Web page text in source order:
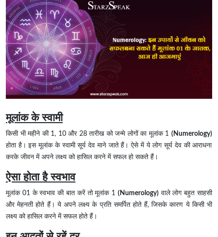
मूलांक के स्वामी
किसी भी महीने की 1, 10 और 28 तारीख को जन्मे लोगों का मूलांक 1 (Numerology)
होता है। इस मूलांक के स्वामी सूर्य देव माने जाते हैं। ऐसे में ये लोग सूर्य देव की आराधना
करके जीवन में अपने लक्ष्य को हासिल करने में सफल हो सकते हैं।
ऐसा होता है स्वभाव
मूलांक 01 के स्वभाव की बात करें तो मूलांक 1 (Numerology)वाले लोग बहुत साहसी
और मेहनती होते हैं। ये अपने लक्ष्य के प्रति समर्पित होते हैं, जिसके कारण ये किसी भी
लक्ष्य को हासिल करने में सफल होते हैं।